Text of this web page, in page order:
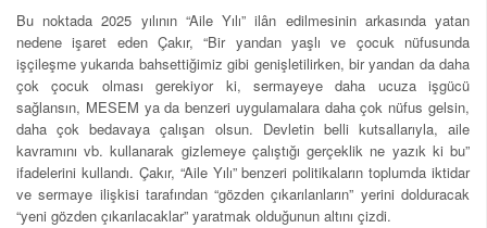
Bu noktada 2025 yılının “Aile Yılı” ilân edilmesinin arkasında yatan
nedene işaret eden Çakır, “Bir yandan yaşlı ve çocuk nüfusunda
işçileşme yukarıda bahsettiğimiz gibi genişletilirken, bir yandan da daha
çok çocuk olması gerekiyor ki, sermayeye daha ucuza işgücü
sağlansın, MESEM ya da benzeri uygulamalara daha çok nüfus gelsin,
daha çok bedavaya çalışan olsun. Devletin belli kutsallarıyla, aile
kavramını vb. kullanarak gizlemeye çalıştığı gerçeklik ne yazık ki bu”
ifadelerini kullandı. Çakır, “Aile Yılı” benzeri politikaların toplumda iktidar
ve sermaye ilişkisi tarafından “gözden çıkarılanların” yerini dolduracak
“yeni gözden çıkarılacaklar” yaratmak olduğunun altını çizdi.